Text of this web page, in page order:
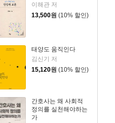
이해관 저
13,500원 (10% 할인)
태양도 움직인다
김신기 저
15,120원 (10% 할인)
간호사는 왜 사회적
정의를 실천해야하는
가